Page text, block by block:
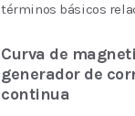
términos básicos
Curva de
generador de
continua